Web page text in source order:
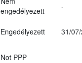
engedélyezett
-
Engedélyezett 31/
Not PPP